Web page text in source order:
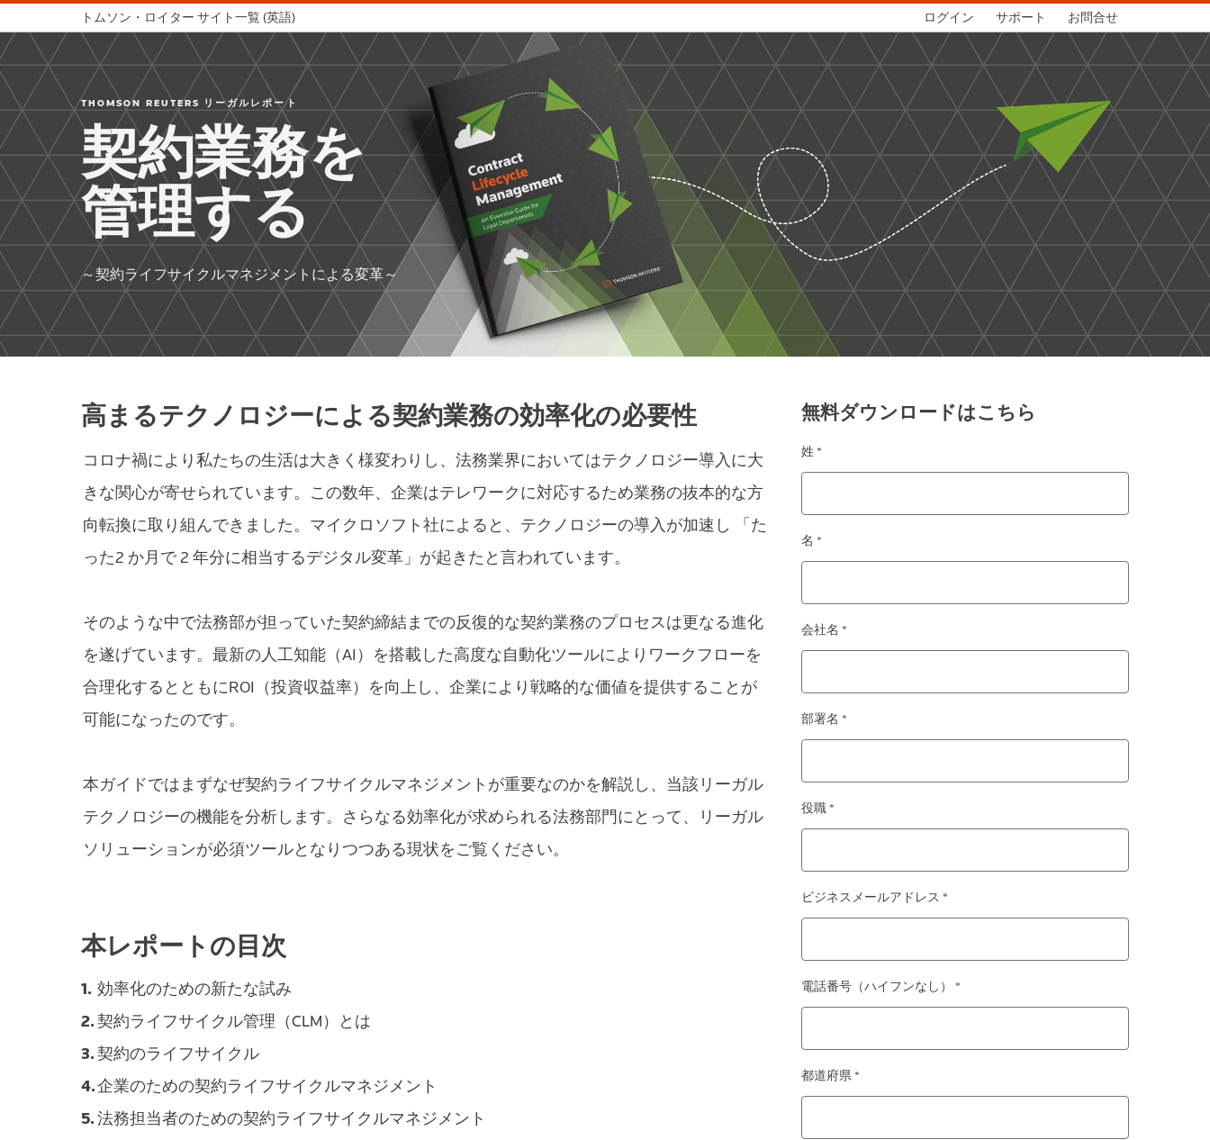
トムソン・ロイター サイト一覧 (英語) ログイン サポート お問合せ
THOMSON REUTERS リーガルレポート
契約業務を
管理する
～契約ライフサイクルマネジメントによる変革～
高まるテクノロジーによる契約業務の効率化の必要性
コロナ禍により私たちの生活は大きく様変わりし、法務業界においてはテクノロジー導入に大
きな関心が寄せられています。この数年、企業はテレワークに対応するため業務の抜本的な方
向転換に取り組んできました。マイクロソフト社によると、テクノロジーの導入が加速し 「た
った2 か月で 2 年分に相当するデジタル変革」が起きたと言われています。
そのような中で法務部が担っていた契約締結までの反復的な契約業務のプロセスは更なる進化
を遂げています。最新の人工知能（AI）を搭載した高度な自動化ツールによりワークフローを
合理化するとともにROI（投資収益率）を向上し、企業により戦略的な価値を提供することが
可能になったのです。
本ガイドではまずなぜ契約ライフサイクルマネジメントが重要なのかを解説し、当該リーガル
テクノロジーの機能を分析します。さらなる効率化が求められる法務部門にとって、リーガル
ソリューションが必須ツールとなりつつある現状をご覧ください。
本レポートの目次
効率化のための新たな試み
契約ライフサイクル管理（CLM）とは
契約のライフサイクル
企業のための契約ライフサイクルマネジメント
法務担当者のための契約ライフサイクルマネジメント
無料ダウンロードはこちら
姓 *
名 *
会社名 *
部署名 *
役職 *
ビジネスメールアドレス *
電話番号（ハイフンなし） *
都道府県 *